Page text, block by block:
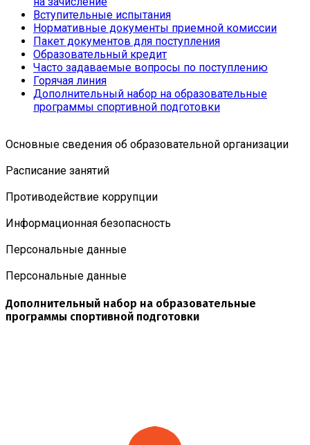
Вступительные испытания
Нормативные документы приемной комиссии
Пакет документов для поступления
Образовательный кредит
Часто задаваемые вопросы по поступлению
Горячая линия
Дополнительный набор на образовательные
программы спортивной подготовки
Основные сведения об образовательной организации
Расписание занятий
Противодействие коррупции
Информационная безопасность
Персональные данные
Персональные данные
Дополнительный набор на образовательные
программы спортивной подготовки